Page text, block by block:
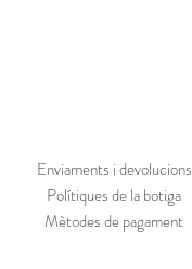
Enviaments i devolucions
Polítiques de la botiga
Mètodes de pagament